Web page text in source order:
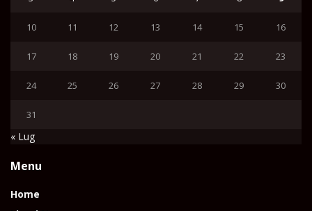
10 11 12 13 14 15 16
17 18 19 20 21 22 23
24 25 26 27 28 29 30
31
« Lug
Menu
Home